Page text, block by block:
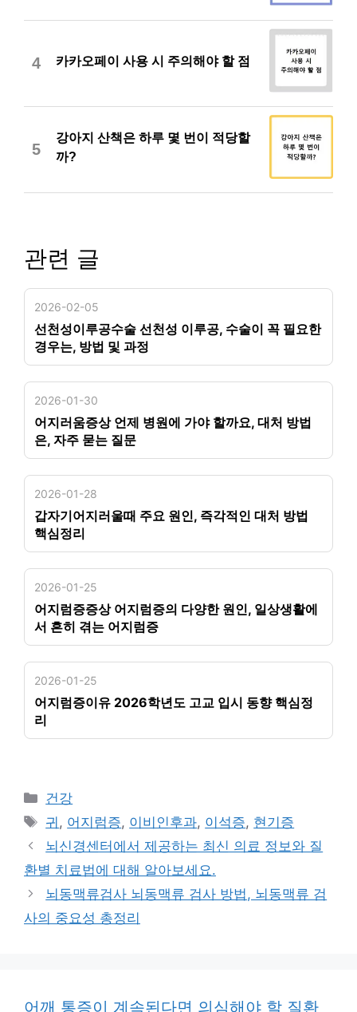
4 카카오페이 사용 시 주의해야 할 점
5
강아지 산책은 하루 몇 번이 적당할
까?
관련 글
2026-02-05
선천성이루공수술 선천성 이루공, 수술이 꼭 필요한
경우는, 방법 및 과정
2026-01-30
어지러움증상 언제 병원에 가야 할까요, 대처 방법
은, 자주 묻는 질문
2026-01-28
갑자기어지러울때 주요 원인, 즉각적인 대처 방법
핵심정리
2026-01-25
어지럼증증상 어지럼증의 다양한 원인, 일상생활에
서 흔히 겪는 어지럼증
2026-01-25
어지럼증이유 2026학년도 고교 입시 동향 핵심정
리
카
테
고
리
건강
태
그
귀 , 어지럼증, 이비인후과, 이석증, 현기증
뇌신경센터에서 제공하는 최신 의료 정보와 질
환별 치료법에 대해 알아보세요.
뇌동맥류검사 뇌동맥류 검사 방법, 뇌동맥류 검
사의 중요성 총정리
어깨 통증이 계속된다면 의심해야 할 질환